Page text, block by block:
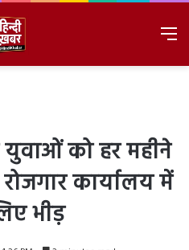
को हर महीने
कार्यालय में
भीड़